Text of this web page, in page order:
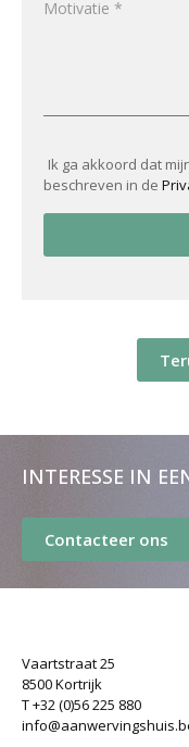
Ik ga akkoord dat
beschreven in de
INTERESSE IN
Contacteer ons
Vaartstraat 25
8500 Kortrijk
T +32 (0)56 225 880